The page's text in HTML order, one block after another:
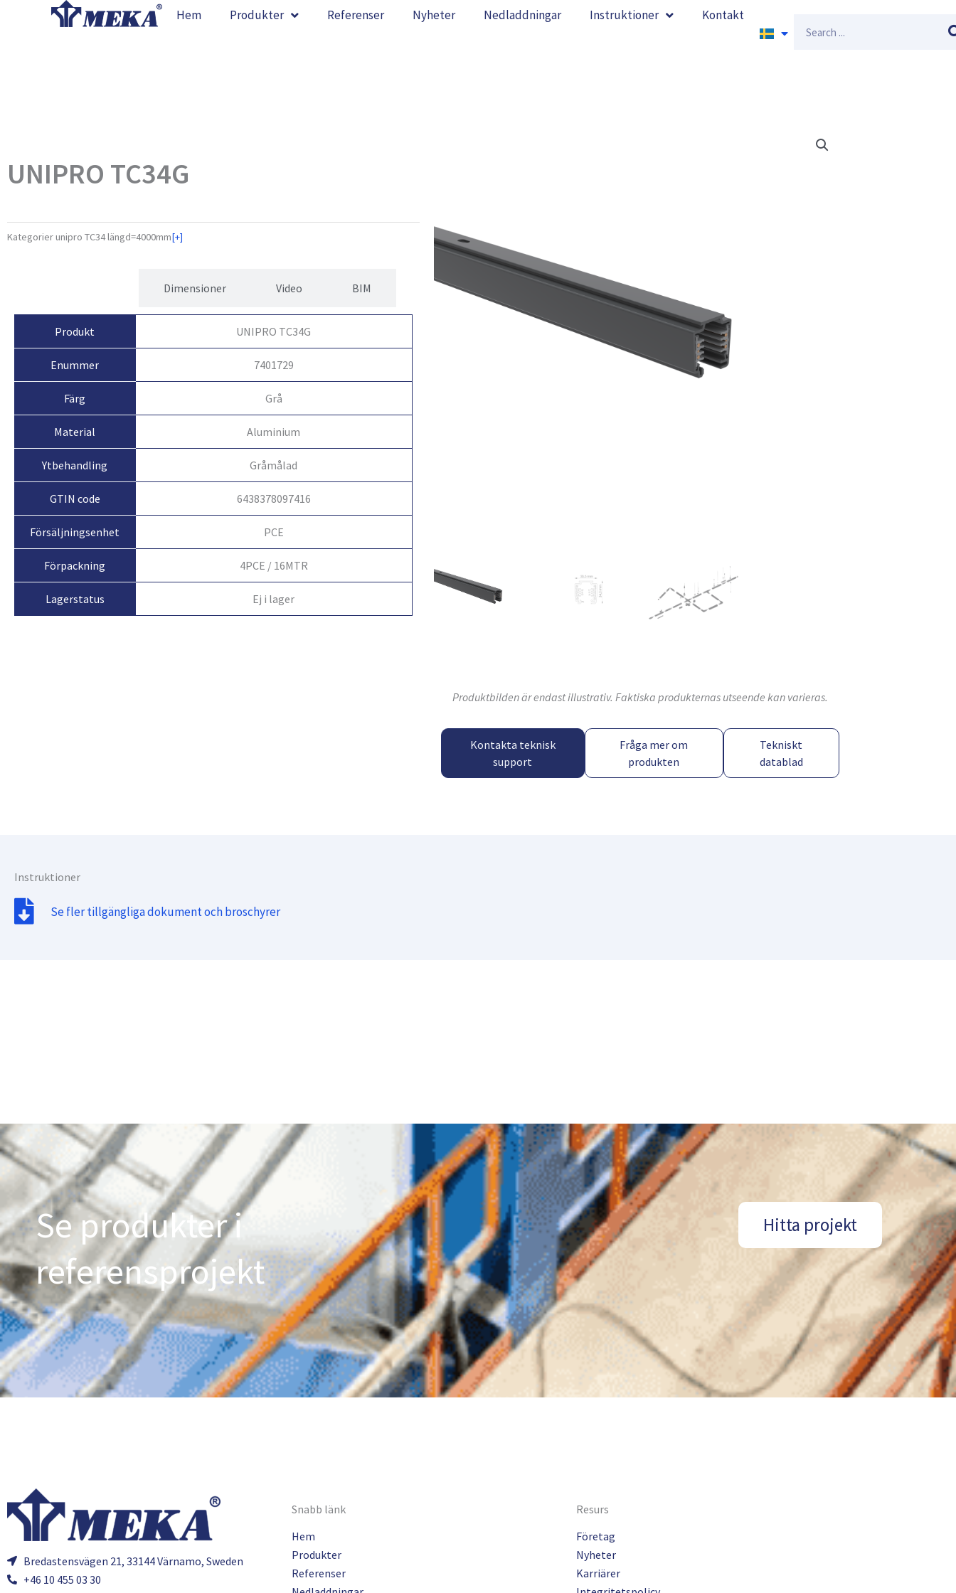
Hem Produkter Referenser Nyheter Nedladdningar Instruktioner Kontakt
UNIPRO TC34G
Kategorierunipro TC34 längd=4000mm[+]
Dimensioner Video BIM
Produkt UNIPRO TC34G
Enummer 7401729
Färg Grå
Material Aluminium
Ytbehandling Gråmålad
GTIN code 6438378097416
Försäljningsenhet PCE
Förpackning 4PCE / 16MTR
Lagerstatus Ej i lager
Produktbilden är endast illustrativ. Faktiska produkternas utseende kan varieras.
Kontakta teknisk
support
Fråga mer om
produkten
Tekniskt
datablad
Instruktioner
Se fler tillgängliga dokument och broschyrer
Se produkter i
referensprojekt
Hitta projekt
Bredastensvägen 21, 33144 Värnamo, Sweden
+46 10 455 03 30
Snabb länk
Hem
Produkter
Referenser
Resurs
Företag
Nyheter
Karriärer